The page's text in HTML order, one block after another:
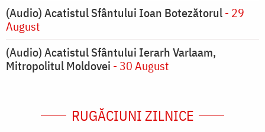
(Audio) Acatistul Sfântului Ioan Botezătorul- 29
August
(Audio) Acatistul Sfântului Ierarh Varlaam,
Mitropolitul Moldovei - 30 August
RUGĂCIUNI ZILNICE